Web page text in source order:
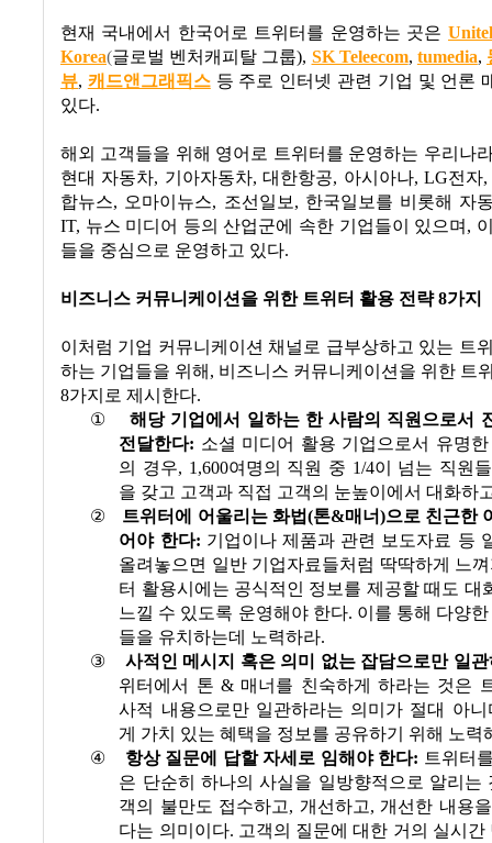
현재 국내에서 한국어로 트위터를 운영하는 곳은 Unitel
Korea(글로벌 벤처캐피탈 그룹), SK Teleecom, tumedia,
뷰, 캐드앤그래픽스 등 주로 인터넷 관련 기업 및 언론
있다.
해외 고객들을 위해 영어로 트위터를 운영하는 우리나
현대 자동차, 기아자동차,대한항공, 아시아나, LG전자
합뉴스, 오마이뉴스, 조선일보, 한국일보를 비롯해 자
IT, 뉴스 미디어 등의 산업군에 속한 기업들이 있으며 ,
들을 중심으로 운영하고 있다.
비즈니스 커뮤니케이션을 위한 트위터 활용 전략8가지
이처럼 기업 커뮤니케이션 채널로 급부상하고 있는 트
하는 기업들을 위해 , 비즈니스 커뮤니케이션을 위한 트
8가지로 제시한다.
①
해당 기업에서 일하는 한 사람의 직원으로서
전달한다: 소셜 미디어 활용 기업으로서 유명
의 경우, 1,600여명의 직원 중 1/4이 넘는 직원
을 갖고 고객과 직접 고객의 눈높이에서 대화하
②
트위터에 어울리는 화법(톤&매너)으로 친근한
어야 한다: 기업이나 제품과 관련 보도자료 등
올려놓으면 일반 기업자료들처럼 딱딱하게 느
터 활용시에는 공식적인 정보를 제공할 때도 대
느낄 수 있도록 운영해야 한다. 이를 통해 다양
들을 유치하는데 노력하라.
③
사적인 메시지 혹은 의미 없는 잡담으로만 일
위터에서 톤 & 매너를 친숙하게 하라는 것은
사적 내용으로만 일관하라는 의미가 절대 아니
게 가치 있는 혜택을 정보를 공유하기 위해 노력
④
항상 질문에 답할 자세로 임해야 한다: 트위터
은 단순히 하나의 사실을 일방향적으로 알리는
객의 불만도 접수하고, 개선하고,개선한 내용
다는 의미이다. 고객의 질문에 대한 거의 실시간